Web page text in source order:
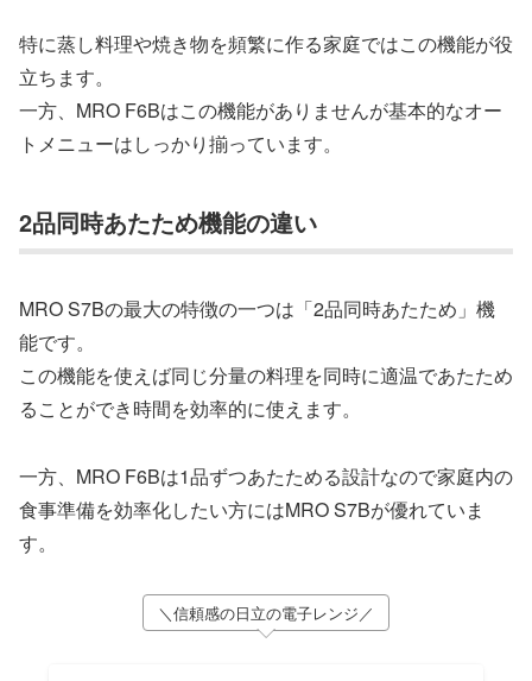
特に蒸し料理や焼き物を頻繁に作る家庭ではこの機能が役
立ちます。
一方、MRO F6Bはこの機能がありませんが基本的なオー
トメニューはしっかり揃っています。
2品同時あたため機能の違い
MRO S7Bの最大の特徴の一つは「2品同時あたため」機
能です。
この機能を使えば同じ分量の料理を同時に適温であたため
ることができ時間を効率的に使えます。
一方、MRO F6Bは1品ずつあたためる設計なので家庭内の
食事準備を効率化したい方にはMRO S7Bが優れていま
す。
＼信頼感の日立の電子レンジ／